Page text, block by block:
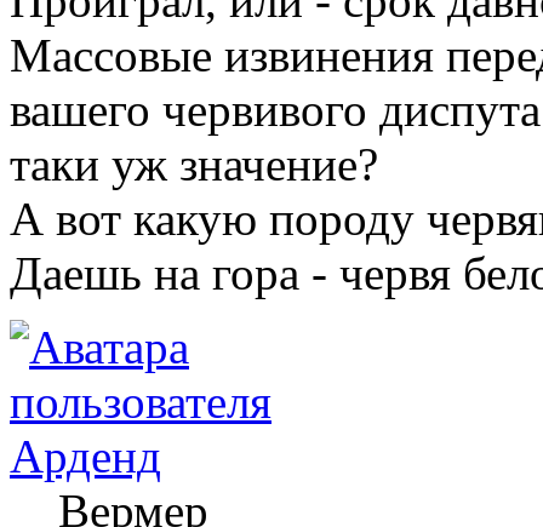
Массовые извинения
вашего червивого
таки уж значение?
А вот какую породу
Даешь на гора - червя
Арденд
Вермер